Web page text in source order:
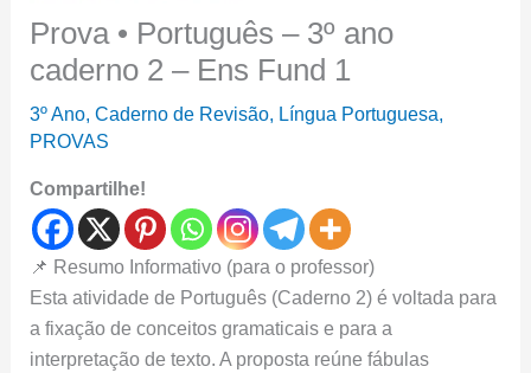
Prova • Português – 3º ano
caderno 2 – Ens Fund 1
3º Ano, Caderno de Revisão, Língua Portuguesa,
PROVAS
Compartilhe!
📌 Resumo Informativo (para o professor)
Esta atividade de Português (Caderno 2) é voltada para
a fixação de conceitos gramaticais e para a
interpretação de texto. A proposta reúne fábulas